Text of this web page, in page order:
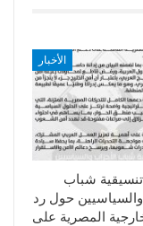
الأخبار
شباب
والسياسيين حول رد
المصرية على